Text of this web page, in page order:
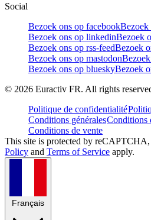
Social
Bezoek ons op facebookBezoek
Bezoek ons op linkedinBezoek
Bezoek ons op rss-feedBezoek
Bezoek ons op mastodon
Bezoek ons op blueskyBezoek
© 2026 Euractiv FR. All rights
Politique de confidentialité
Conditions généralesConditions
Conditions de vente
This site is protected by
Policy and Terms of Service apply.
Français